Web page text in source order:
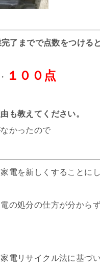
了までで点数をつける
１００点
も教えてください。
かったので
電を新しくすることに
の処分の仕方が分から
電リサイクル法に基づ